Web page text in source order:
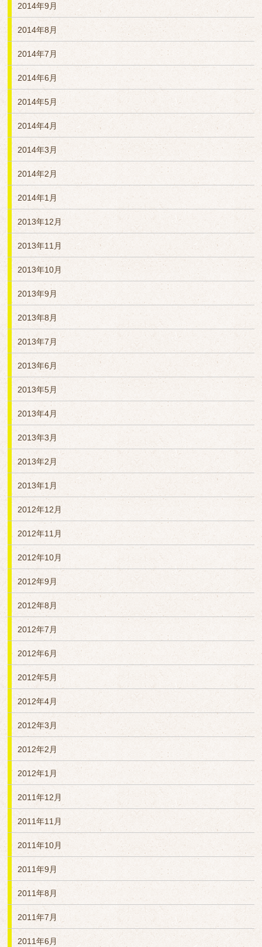
2014年9月
2014年8月
2014年7月
2014年6月
2014年5月
2014年4月
2014年3月
2014年2月
2014年1月
2013年12月
2013年11月
2013年10月
2013年9月
2013年8月
2013年7月
2013年6月
2013年5月
2013年4月
2013年3月
2013年2月
2013年1月
2012年12月
2012年11月
2012年10月
2012年9月
2012年8月
2012年7月
2012年6月
2012年5月
2012年4月
2012年3月
2012年2月
2012年1月
2011年12月
2011年11月
2011年10月
2011年9月
2011年8月
2011年7月
2011年6月